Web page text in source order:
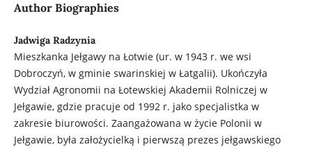
Author Biographies
Jadwiga Radzynia
Mieszkanka Jełgawy na Łotwie (ur. w 1943 r. we wsi
Dobroczyń, w gminie swarinskiej w Łatgalii). Ukończyła
Wydział Agronomii na Łotewskiej Akademii Rolniczej w
Jełgawie, gdzie pracuje od 1992 r. jako specjalistka w
zakresie biurowości. Zaangażowana w życie Polonii w
Jełgawie, była założycielką i pierwszą prezes jełgawskiego